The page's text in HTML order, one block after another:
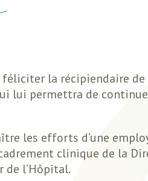
la récipiendaire
lui permettra de
les efforts d’une
clinique de la
de l’Hôpital.